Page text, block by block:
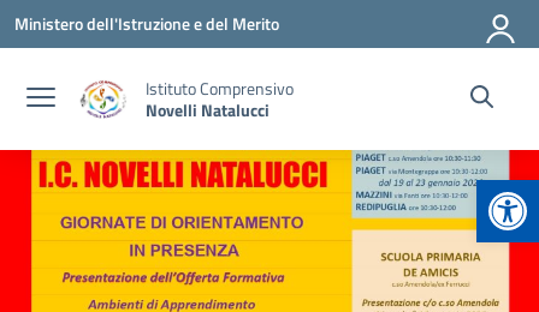
Vai ai contenuti
Vai al menu di navigazione
Vai al footer
Ministero dell'Istruzione e del Merito
Istituto Comprensivo
Novelli Natalucci